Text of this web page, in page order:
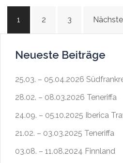
Beitragsnavigation
1 2 3 Nächste
Neueste Beiträge
25.03. – 05.04.2026
28.02. – 08.03.2026 Teneriffa
24.09. – 05.10.2025 Iberica
21.02. – 03.03.2025 Teneriffa
03.08. – 11.08.2024 Finnland